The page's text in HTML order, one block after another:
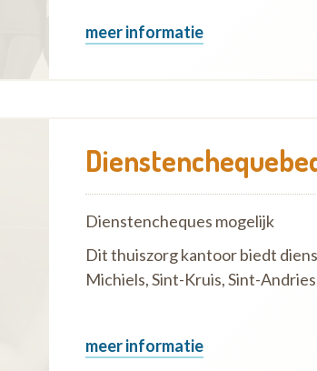
meer informatie
Dienstencheques mogelijk
Dit thuiszorg kantoor biedt
Michiels, Sint-Kruis, Sint-
meer informatie